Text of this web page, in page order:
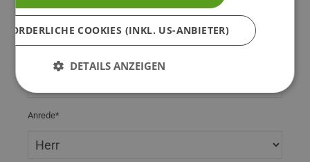
Anrede*
COOKIES (INKL. US-ANBIETER)
DETAILS ANZEIGEN